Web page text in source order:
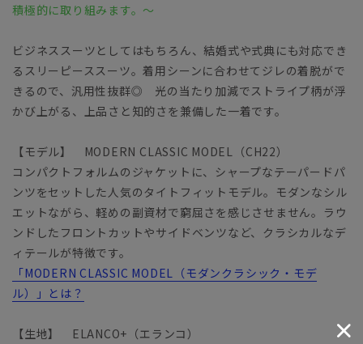
積極的に取り組みます。～
ビジネススーツとしてはもちろん、結婚式や式典にも対応でき
るスリーピーススーツ。着用シーンに合わせてジレの着脱がで
きるので、汎用性抜群◎ 光の当たり加減でストライプ柄が浮
かび上がる、上品さと知的さを兼備した一着です。
【モデル】 MODERN CLASSIC MODEL（CH22）
コンパクトフォルムのジャケットに、シャープなテーパードパ
ンツをセットした人気のタイトフィットモデル。モダンなシル
エットながら、軽めの副資材で窮屈さを感じさせません。ラウ
ンドしたフロントカットやサイドベンツなど、クラシカルなデ
ィテールが特徴です。
「MODERN CLASSIC MODEL（モダンクラシック・モデ
ル）」とは？
【生地】 ELANCO+（エランコ）